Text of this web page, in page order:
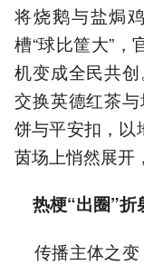
将烧鹅与盐焗
槽“球比筐大”，
机变成全民共
交换英德红茶
饼与平安扣，以
茵场上悄然展开
热梗“出圈”折
传播主体之变